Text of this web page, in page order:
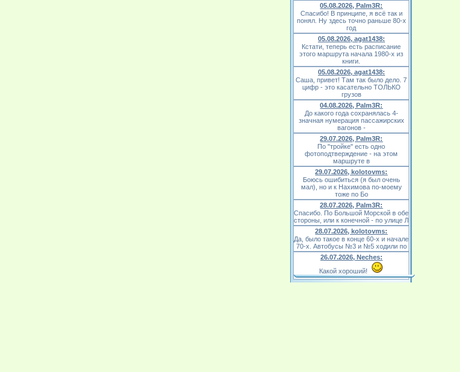
05.08.2026, Palm3R:
Спасибо! В принципе, я всё так и
понял. Ну здесь точно раньше 80-х
год
05.08.2026, agat1438:
Кстати, теперь есть расписание
этого маршрута начала 1980-х из
книги.
05.08.2026, agat1438:
Саша, привет! Там так было дело. 7
цифр - это касательно ТОЛЬКО
грузов
04.08.2026, Palm3R:
До какого года сохранялась 4-
значная нумерация пассажирских
вагонов -
29.07.2026, Palm3R:
По "тройке" есть одно
фотоподтверждение - на этом
маршруте в
29.07.2026, kolotovms:
Боюсь ошибиться (я был очень
мал), но и к Нахимова по-моему
тоже по Бо
28.07.2026, Palm3R:
Спасибо. По Большой Морской в обе
стороны, или к конечной - по улице Л
28.07.2026, kolotovms:
Да, было такое в конце 60-х и начале
70-х. Автобусы №3 и №5 ходили по
26.07.2026, Neches:
Какой хороший!